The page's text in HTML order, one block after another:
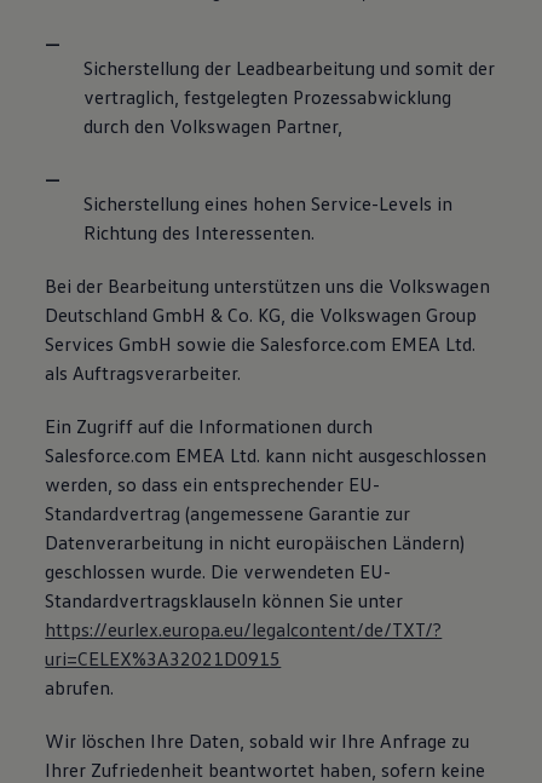
Sicherstellung der Leadbearbeitung und somit der
vertraglich, festgelegten Prozessabwicklung
durch den Volkswagen Partner,
Sicherstellung eines hohen Service-Levels in
Richtung des Interessenten.
Bei der Bearbeitung unterstützen uns die Volkswagen
Deutschland GmbH & Co. KG, die Volkswagen Group
Services GmbH sowie die Salesforce.com EMEA Ltd.
als Auftragsverarbeiter.
Ein Zugriff auf die Informationen durch
Salesforce.com EMEA Ltd. kann nicht ausgeschlossen
werden, so dass ein entsprechender EU-
Standardvertrag (angemessene Garantie zur
Datenverarbeitung in nicht europäischen Ländern)
geschlossen wurde. Die verwendeten EU-
Standardvertragsklauseln können Sie unter
https://eurlex.europa.eu/legalcontent/de/TXT/?
uri=CELEX%3A32021D0915
abrufen.
Wir löschen Ihre Daten, sobald wir Ihre Anfrage zu
Ihrer Zufriedenheit beantwortet haben, sofern keine